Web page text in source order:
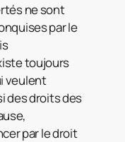
ne sont
par le
toujours
veulent
des droits des
par le droit